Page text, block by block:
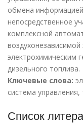
обмена
непосредственное
комплексной
воздухонезависимой
электрохимическим
дизельного топлива.
Ключевые слова:
система
Список